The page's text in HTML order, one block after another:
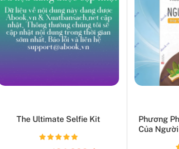
The Ultimate Selfie Kit
Phương
Của